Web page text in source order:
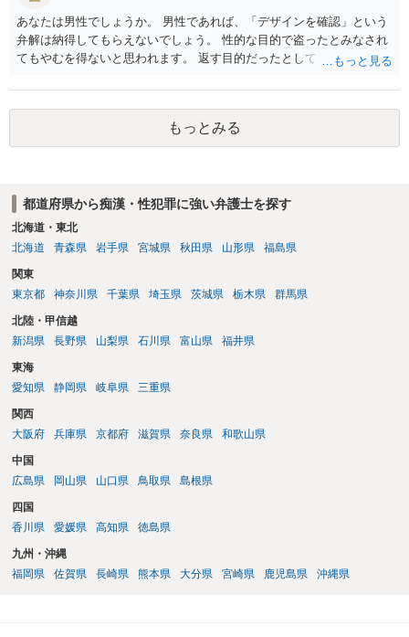
あなたは男性でしょうか。 男性であれば、「デザインを確認」という
弁解は納得してもらえないでしょう。 性的な目的で盗ったとみなされ
てもやむを得ないと思われます。 返す目的だったとしても、性的な目
法領得の意思は発現しており、窃盗の既遂罪は成立し得まると思われ
ます。 元の場所に戻したのは、前述の目的を遂行する関係上、ばれな
いように戻したと評価されることになるのではないかと思います。 防
犯カメラに写っているのがあなたなのかは不明ですが、極めて深刻な
す。
もっとみる
都道府県から痴漢・性犯罪に強い弁護士を探す
北海道・東北
北海道
青森県 岩手県 宮城県 秋田県 山形県 福島県
関東
東京都
神奈川県 千葉県 埼玉県 茨城県 栃木県 群馬県
北陸・甲信越
新潟県
長野県 山梨県 石川県 富山県 福井県
東海
愛知県
静岡県 岐阜県 三重県
関西
大阪府
兵庫県 京都府 滋賀県 奈良県 和歌山県
中国
広島県
岡山県 山口県 鳥取県 島根県
四国
香川県
愛媛県 高知県 徳島県
九州・沖縄
福岡県
佐賀県 長崎県 熊本県 大分県 宮崎県 鹿児島県 沖縄県